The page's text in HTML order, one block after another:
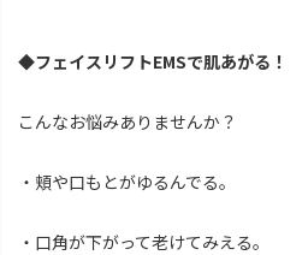
◆フェイスリフトEMSで肌あがる！
こんなお悩みありませんか？
・頬や口もとがゆるんでる。
・口角が下がって老けてみえる。